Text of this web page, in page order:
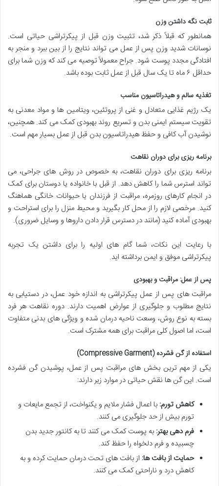
ثابت نگه داشتن وزن
همانطور که قبلاً ذکر شد، تثبیت وزن قبل از پیکرتراشی حیاتی است.
نوسانات شدید وزن پس از عمل می تواند نتایج را از بین ببرد و منجر به
افتادگی مجدد پوست شود. جراح معمولاً توصیه می کند که وزن شما برای
حداقل ۶ ماه تا یک سال قبل از عمل ثابت بوده باشد.
تغذیه سالم و هیدراتاسیون مناسب
یک رژیم غذایی متعادل و غنی از پروتئین، ویتامین ها و مواد معدنی به
تقویت سیستم ایمنی بدن و تسریع روند بهبودی کمک می کند. همچنین،
نوشیدن آب کافی و حفظ هیدراتاسیون بدن قبل از عمل بسیار مهم است.
برنامه ریزی برای دوران نقاهت
برنامه ریزی برای دوران نقاهت، به خصوص در روش های جراحی، می
تواند استرس شما را کاهش دهد. از قبل با خانواده یا دوستان برای کمک
در انجام کارهای روزمره، مراقبت از فرزندان یا حیوانات خانگی هماهنگ
کنید. مرخصی لازم را از محل کار بگیرید و محیط منزل را برای استراحت و
بهبودی آماده کنید (مانند در دسترس قرار دادن داروها و وسایل ضروری).
با رعایت این نکات، شما گام های اولیه را برای داشتن یک تجربه
پیکرتراشی موفق و ایمن برداشته اید.
پس از عمل: مراقبت و بهبودی
مراقبت های پس از عمل پیکرتراشی به اندازه خود عمل، در دستیابی به
نتایج مطلوب و جلوگیری از عوارض اهمیت دارند. دوره نقاهت هر فرد
بسته به نوع روش، وسعت ناحیه درمان شده و ویژگی های بدنی متفاوت
است، اما اصول کلی مراقبت برای همه مشترک است.
استفاده از گن فشرده (Compressive Garment)
یکی از مهم ترین بخش های مراقبت پس از عمل، پوشیدن گن فشرده
است. این گن ها نقش حیاتی در موارد زیر دارند:
کاهش تورم: با اعمال فشار ملایم و یکنواخت، از تجمع مایعات و
تورم بیش از حد جلوگیری می کنند.
فرم دهی بهتر: به پوست کمک می کنند تا به کانتور جدید بدن
چسبیده و فرم دلخواه را حفظ کند.
حمایت از بافت ها: از بافت های تحت درمان حمایت کرده و به
کاهش درد و ناراحتی کمک می کنند.